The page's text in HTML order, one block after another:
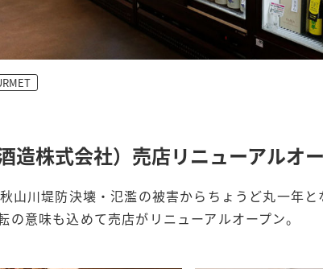
造株式会社）売店リニューアルオ
山川堤防決壊・氾濫の被害からちょうど丸一年
の意味も込めて売店がリニューアルオープン。